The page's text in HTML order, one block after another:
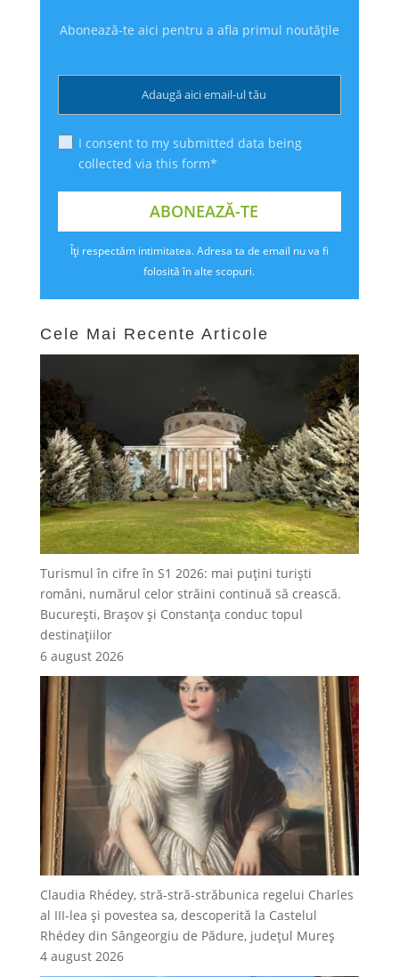
Abonează-te aici pentru a afla primul noutățile
I consent to my submitted data being
collected via this form*
Îți respectăm intimitatea. Adresa ta de email nu va fi
folosită în alte scopuri.
Cele Mai Recente Articole
Turismul în cifre în S1 2026: mai puțini turiști
români, numărul celor străini continuă să crească.
București, Brașov și Constanța conduc topul
destinațiilor
6 august 2026
Claudia Rhédey, stră-stră-străbunica regelui Charles
al III-lea și povestea sa, descoperită la Castelul
Rhédey din Sângeorgiu de Pădure, județul Mureș
4 august 2026